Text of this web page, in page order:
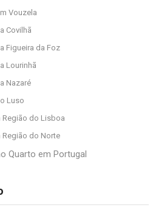
Vouzela
Covilhã
Figueira da Foz
Lourinhã
Nazaré
Luso
Região do Lisboa
Região do Norte
Quarto em Portugal